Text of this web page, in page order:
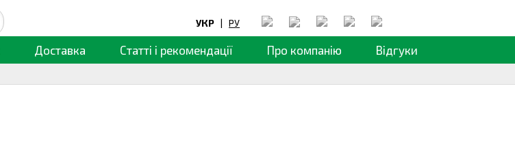
УКР | РУ
Доставка Статті і рекомендації Про компанію Відгуки